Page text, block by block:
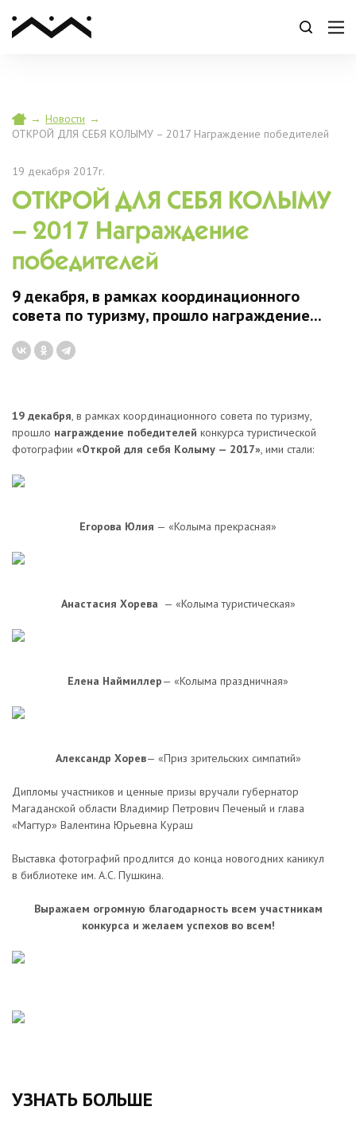
→ Новости →
ОТКРОЙ ДЛЯ СЕБЯ КОЛЫМУ – 2017 Награждение победителей
19 декабря 2017г.
ОТКРОЙ ДЛЯ СЕБЯ КОЛЫМУ
– 2017 Награждение
победителей
9 декабря, в рамках координационного
совета по туризму, прошло награждение...
19 декабря, в рамках координационного совета по туризму,
прошло награждение победителей конкурса туристической
фотографии «Открой для себя Колыму — 2017», ими стали:
Егорова Юлия — «Колыма прекрасная»
Анастасия Хорева — «Колыма туристическая»
Елена Наймиллер— «Колыма праздничная»
Александр Хорев— «Приз зрительских симпатий»
Дипломы участников и ценные призы вручали губернатор
Магаданской области Владимир Петрович Печеный и глава
«Магтур» Валентина Юрьевна Кураш
Выставка фотографий продлится до конца новогодних каникул
в библиотеке им. А.С. Пушкина.
Выражаем огромную благодарность всем участникам
конкурса и желаем успехов во всем!
УЗНАТЬ БОЛЬШЕ